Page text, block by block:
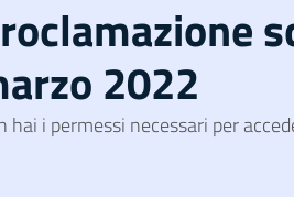
2022
hai i permessi necessari per